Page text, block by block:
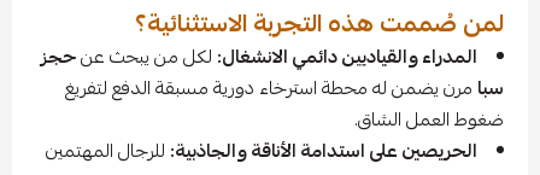
لمن صُممت هذه التجربة الاستثنائية؟
المدراء والقياديين دائمي الانشغال: لكل من يبحث عنحجز
سبا مرن يضمن له محطة استرخاء دورية مسبقة الدفع لتفريغ
ضغوط العمل الشاق.
الحريصين على استدامة الأناقة والجاذبية: للرجال المهتمين